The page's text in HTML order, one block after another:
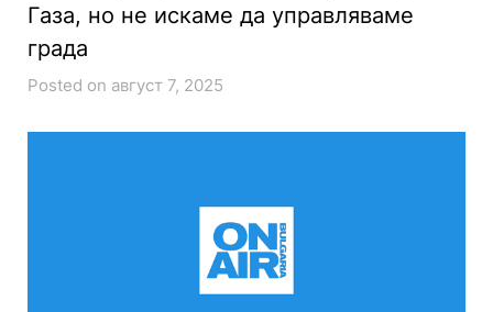
Газа, но не искаме да управляваме
града
Posted on август 7, 2025